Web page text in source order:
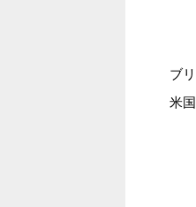
ブ
米